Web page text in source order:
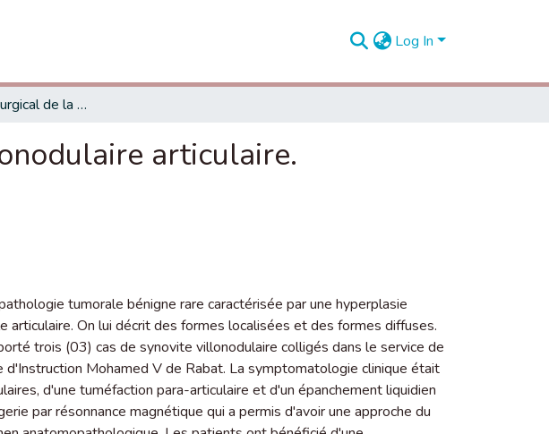
Log In
Traitement chirurgical de la synovite villonodulaire articulaire.
articulaire.
tumorale bénigne rare caractérisée par une hyperplasie
articulaire. On lui décrit des formes localisées et des formes diffuses.
trois (03) cas de synovite villonodulaire colligés dans le service de
Mohamed V de Rabat. La symptomatologie clinique était
d'une tuméfaction para-articulaire et d'un épanchement liquidien
par résonnance magnétique qui a permis d'avoir une approche du